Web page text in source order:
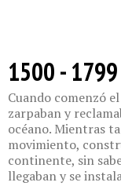
1500 - 1799
Cuando comenzó
zarpaban y
océano. Mientras
movimiento,
continente, sin
llegaban y se